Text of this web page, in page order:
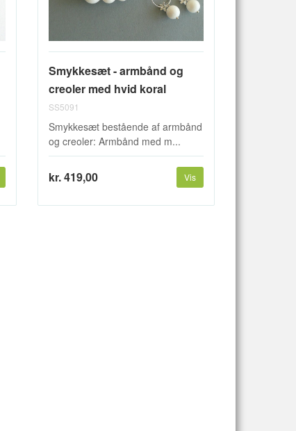
Smykkesæt - armbånd og
creoler med hvid koral
SS5091
Smykkesæt bestående af armbånd
og creoler: Armbånd med m...
kr. 419,00 Vis